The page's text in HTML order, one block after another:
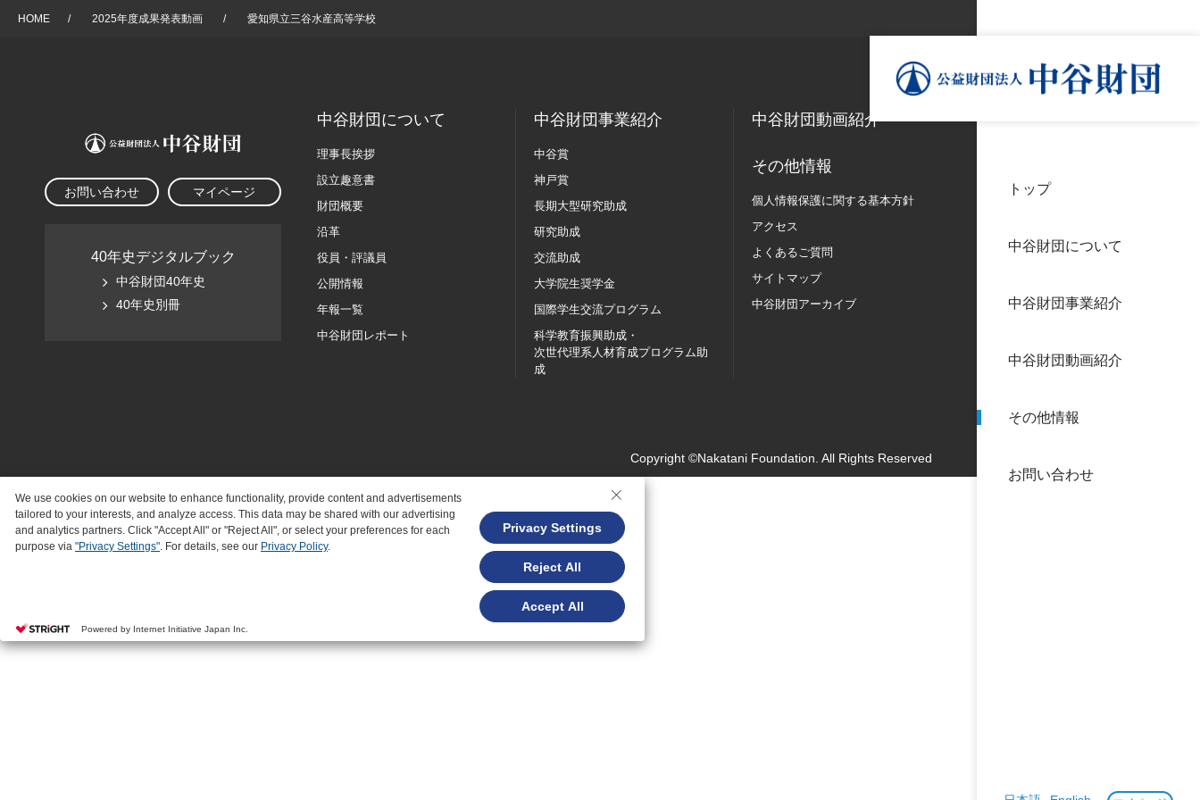
トップ
中谷財団について
中谷財団事業紹介
中谷財団動画紹介
その他情報
お問い合わせ
HOME / 2025年度成果発表動画 / 愛知県立三谷水産高等学校
お問い合わせ マイページ
40年史デジタルブック
中谷財団40年史
40年史別冊
中谷財団について
理事長挨拶
設立趣意書
財団概要
沿革
役員・評議員
公開情報
年報一覧
中谷財団レポート
中谷財団事業紹介
中谷賞
神戸賞
長期大型研究助成
研究助成
交流助成
大学院生奨学金
国際学生交流プログラム
科学教育振興助成・
次世代理系人材育成プログラム助
成
中谷財団動画紹介
その他情報
個人情報保護に関する基本方針
アクセス
よくあるご質問
サイトマップ
中谷財団アーカイブ
Copyright ©Nakatani Foundation. All Rights Reserved
We use cookies on our website to enhance functionality, provide content and advertisements
tailored to your interests, and analyze access. This data may be shared with our advertising
and analytics partners. Click "Accept All" or "Reject All", or select your preferences for each
purpose via "Privacy Settings". For details, see our Privacy Policy.
Privacy Settings
Reject All
Accept All
Powered by Internet Initiative Japan Inc.